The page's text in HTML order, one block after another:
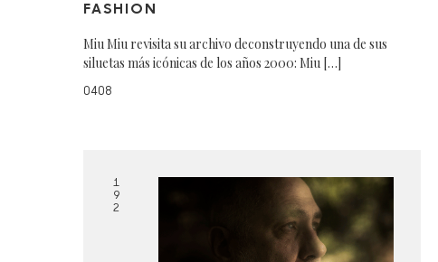
FASHION
Miu Miu revisita su archivo deconstruyendo una de sus
siluetas más icónicas de los años 2000: Miu […]
0408
1
9
2